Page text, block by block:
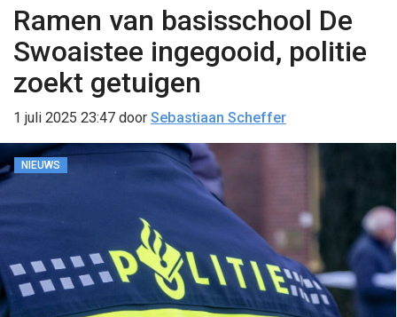
Ramen van basisschool De
Swoaistee ingegooid, politie
zoekt getuigen
1 juli 2025 23:47 door Sebastiaan Scheffer
NIEUWS